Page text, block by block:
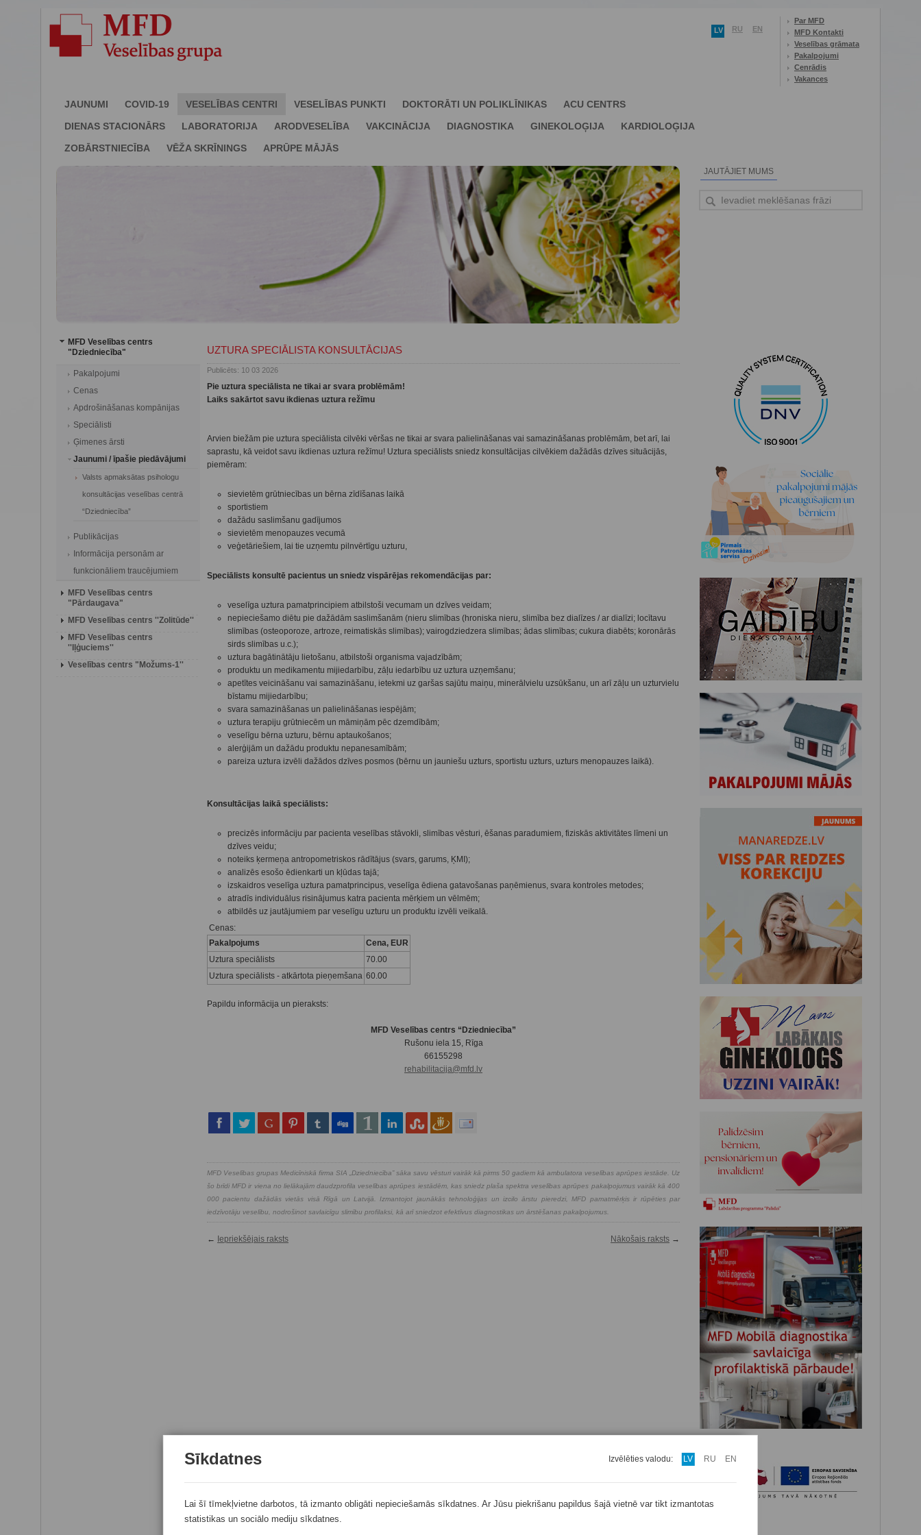
LV RU EN
Par MFD
MFD Kontakti
Veselības grāmata
Pakalpojumi
Cenrādis
Vakances
JAUNUMI COVID-19 VESELĪBAS CENTRI VESELĪBAS PUNKTI DOKTORĀTI UN POLIKLĪNIKAS
ACU CENTRS
DIENAS STACIONĀRS
LABORATORIJA ARODVESELĪBA VAKCINĀCIJA DIAGNOSTIKA GINEKOLOĢIJA
KARDIOLOĢIJA
ZOBĀRSTNIECĪBA
VĒŽA SKRĪNINGS APRŪPE MĀJĀS
JAUTĀJIET MUMS
MFD Veselības centrs
"Dziedniecība"
Pakalpojumi
Cenas
Apdrošināšanas kompānijas
Speciālisti
Ģimenes ārsti
Jaunumi / īpašie piedāvājumi
Valsts apmaksātas psihologu
konsultācijas veselības centrā
“Dziedniecība”
Publikācijas
Informācija personām ar
funkcionāliem traucējumiem
MFD Veselības centrs
"Pārdaugava"
MFD Veselības centrs ''Zolitūde''
MFD Veselības centrs
''Iļģuciems''
Veselības centrs "Možums-1''
UZTURA SPECIĀLISTA KONSULTĀCIJAS
Publicēts: 10 03 2026
Pie uztura speciālista ne tikai ar svara problēmām!
Laiks sakārtot savu ikdienas uztura režīmu
Arvien biežām pie uztura speciālista cilvēki vēršas ne tikai ar svara palielināšanas vai samazināšanas problēmām, bet arī, lai
saprastu, kā veidot savu ikdienas uztura režīmu! Uztura speciālists sniedz konsultācijas cilvēkiem dažādās dzīves situācijās,
piemēram:
sievietēm grūtniecības un bērna zīdīšanas laikā
sportistiem
dažādu saslimšanu gadījumos
sievietēm menopauzes vecumā
veģetāriešiem, lai tie uzņemtu pilnvērtīgu uzturu,
Speciālists konsultē pacientus un sniedz vispārējas rekomendācijas par:
veselīga uztura pamatprincipiem atbilstoši vecumam un dzīves veidam;
nepieciešamo diētu pie dažādām saslimšanām (nieru slimības (hroniska nieru, slimība bez dialīzes / ar dialīzi; locītavu
slimības (osteoporoze, artroze, reimatiskās slimības); vairogdziedzera slimības; ādas slimības; cukura diabēts; koronārās
sirds slimības u.c.);
uztura bagātinātāju lietošanu, atbilstoši organisma vajadzībām;
produktu un medikamentu mijiedarbību, zāļu iedarbību uz uztura uzņemšanu;
apetītes veicināšanu vai samazināšanu, ietekmi uz garšas sajūtu maiņu, minerālvielu uzsūkšanu, un arī zāļu un uzturvielu
bīstamu mijiedarbību;
svara samazināšanas un palielināšanas iespējām;
uztura terapiju grūtniecēm un māmiņām pēc dzemdībām;
veselīgu bērna uzturu, bērnu aptaukošanos;
alerģijām un dažādu produktu nepanesamībām;
pareiza uztura izvēli dažādos dzīves posmos (bērnu un jauniešu uzturs, sportistu uzturs, uzturs menopauzes laikā).
Konsultācijas laikā speciālists:
precizēs informāciju par pacienta veselības stāvokli, slimības vēsturi, ēšanas paradumiem, fiziskās aktivitātes līmeni un
dzīves veidu;
noteiks ķermeņa antropometriskos rādītājus (svars, garums, ĶMI);
analizēs esošo ēdienkarti un kļūdas tajā;
izskaidros veselīga uztura pamatprincipus, veselīga ēdiena gatavošanas paņēmienus, svara kontroles metodes;
atradīs individuālus risinājumus katra pacienta mērķiem un vēlmēm;
atbildēs uz jautājumiem par veselīgu uzturu un produktu izvēli veikalā.
Cenas:
Pakalpojums
Cena, EUR
Uztura speciālists
70.00
Uztura speciālists - atkārtota pieņemšana 60.00
Papildu informācija un pieraksts:
MFD Veselības centrs “Dziedniecība”
Rušonu iela 15, Rīga
66155298
rehabilitacija@mfd.lv
MFD Veselības grupas Medicīniskā firma SIA „Dziedniecība” sāka savu vēsturi vairāk kā pirms 50 gadiem kā ambulatora veselības aprūpes iestāde. Uz
šo brīdi MFD ir viena no lielākajām daudzprofila veselības aprūpes iestādēm, kas sniedz plaša spektra veselības aprūpes pakalpojumus vairāk kā 400
000 pacientu dažādās vietās visā Rīgā un Latvijā. Izmantojot jaunākās tehnoloģijas un izcilo ārstu pieredzi, MFD pamatmērķis ir rūpēties par
iedzīvotāju veselību, nodrošinot savlaicīgu slimību profilaksi, kā arī sniedzot efektīvus diagnostikas un ārstēšanas pakalpojumus.
← Iepriekšējais raksts Nākošais raksts →
Sīkdatnes Izvēlēties valodu: LV RU EN
Lai šī tīmekļvietne darbotos, tā izmanto obligāti nepieciešamās sīkdatnes. Ar Jūsu piekrišanu papildus šajā vietnē var tikt izmantotas
statistikas un sociālo mediju sīkdatnes.